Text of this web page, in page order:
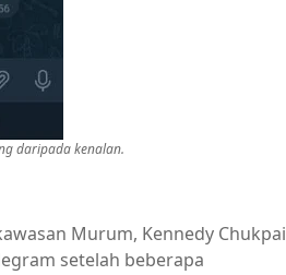
daripada kenalan.
Murum, Kennedy Chukpai
setelah beberapa